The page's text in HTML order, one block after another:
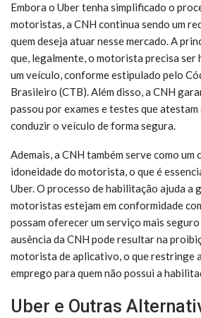
Embora o Uber tenha simplificado o
motoristas, a CNH continua sendo um
quem deseja atuar nesse mercado. A
que, legalmente, o motorista precisa
um veículo, conforme estipulado pelo
Brasileiro (CTB). Além disso, a CNH
passou por exames e testes que atestam
conduzir o veículo de forma segura.
Ademais, a CNH também serve como um
idoneidade do motorista, o que é
Uber. O processo de habilitação ajuda a
motoristas estejam em conformidade
possam oferecer um serviço mais
ausência da CNH pode resultar na
motorista de aplicativo, o que restringe
emprego para quem não possui a
Uber e Outras